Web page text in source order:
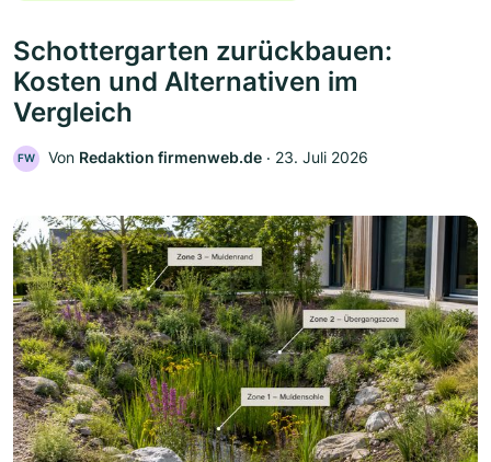
Schottergarten zurückbauen:
Kosten und Alternativen im
Vergleich
FW Von Redaktion firmenweb.de ‧ 23. Juli 2026